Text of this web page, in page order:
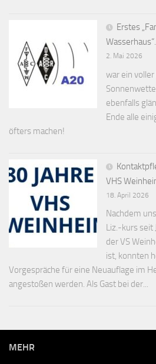
Erstes
2. Mai 2026
war ein
ebenfalls
Ende alle
öfters machen!
VHS
18. April 2026
Nachdem
Liz.-kurs seit
der VS
ist, konnten
Vorgespräche für eine Neuauflage im
angestoßen werden. Als Gast bei der...
MEHR